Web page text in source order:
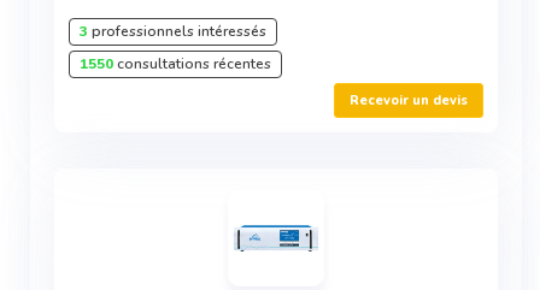
3 professionnels intéressés
1550consultations récentes
Recevoir un devis